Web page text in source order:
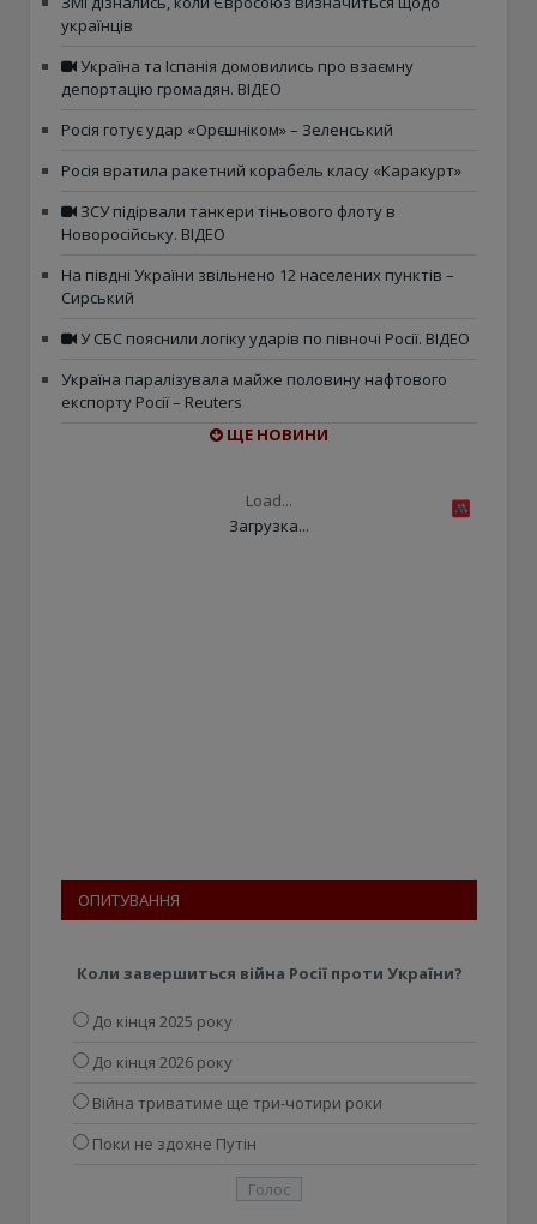
українців
Україна та Іспанія домовились про взаємну
депортацію громадян. ВІДЕО
Росія готує удар «Орєшніком» – Зеленський
Росія вратила ракетний корабель класу «Каракурт»
ЗСУ підірвали танкери тіньового флоту в
Новоросійську. ВІДЕО
На півдні України звільнено 12 населених пунктів –
Сирський
У СБС пояснили логіку ударів по півночі Росії. ВІДЕО
Україна паралізувала майже половину нафтового
експорту Росії – Reuters
ЩЕ НОВИНИ
Load...
Загрузка...
ОПИТУВАННЯ
Коли завершиться війна Росії проти України?
До кінця 2025 року
До кінця 2026 року
Війна триватиме ще три-чотири роки
Поки не здохне Путін